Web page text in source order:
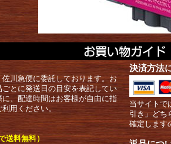
川急便に委託しております。お
とに発送日の目安を表記してい
、配達時間はお客様が自由に指
利用ください。
送料無料）
決済方法
当サイトで
引き」どち
確定します